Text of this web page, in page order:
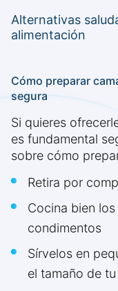
Alternativas
alimentación
Cómo preparar
segura
Si quieres
es fundamental
sobre cómo
Retira por
Cocina bien
condimentos
Sírvelos en
el tamaño de